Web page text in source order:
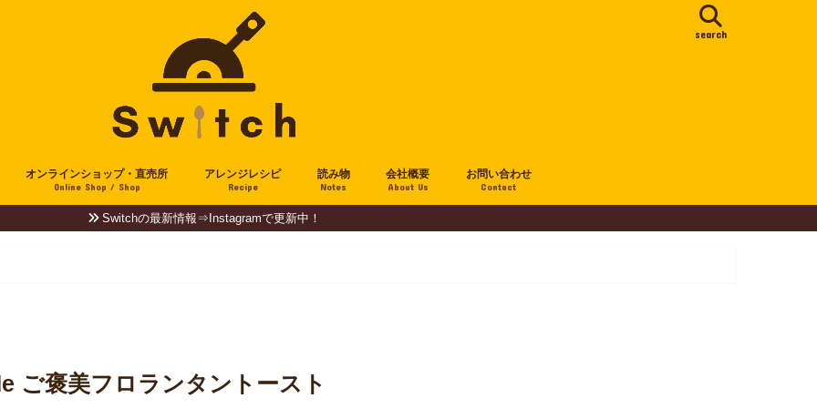
search
オンラインショップ・直売所
Online Shop / Shop
アレンジレシピ
Recipe
読み物
Notes
会社概要
About Us
お問い合わせ
Contact
Switchの最新情報⇒Instagramで更新中！
ご褒美フロランタントースト